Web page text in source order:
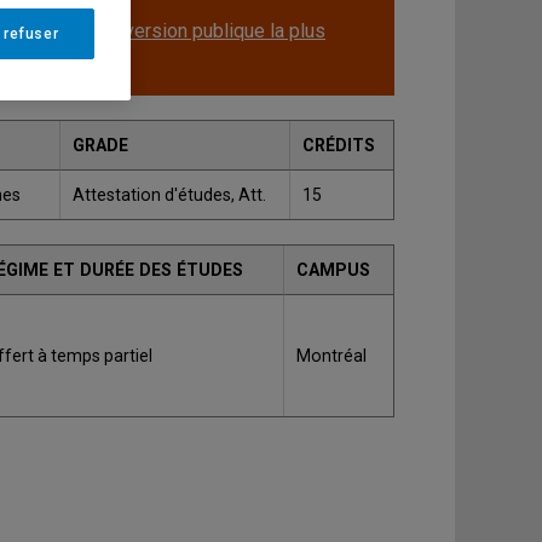
Consulter la version publique la plus
GRADE CRÉDITS
Attestation d'études, Att. 15
ET DURÉE DES ÉTUDES CAMPUS
à temps partiel Montréal
refuser